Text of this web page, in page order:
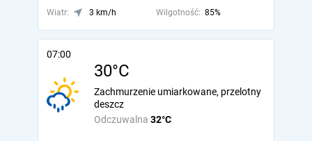
Wiatr:
3 km/h Wilgotność: 85%
07:00
30°C
Odczuwalna 32°C
Zachmurzenie umiarkowane, przelotny
deszcz